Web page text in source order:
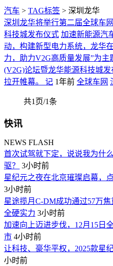
汽车 > TAG标签 > 深圳龙华
深圳龙华将举行第二届全球车
科技城发布仪式 加速新能源汽
动，构建新型电力系统，龙华
力，助力V2G高质量发展”为
(V2G)论坛暨龙华能源科技城
拉开帷幕。 记 1年前 全球车网
共1页/1条
快讯
NEWS FLASH
首次试驾就下定，说说我为什
驱？
3小时前
星纪元之夜在北京璀璨启幕，
3小时前
星途揽月C-DM成功通过57万
全硬实力 3小时前
加速向上迈进步伐，12月15日
市 4小时前
让科技、豪华平权，2025款星
小时前